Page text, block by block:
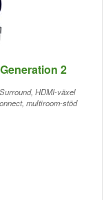
2
HDMI-växel
multiroom-stöd